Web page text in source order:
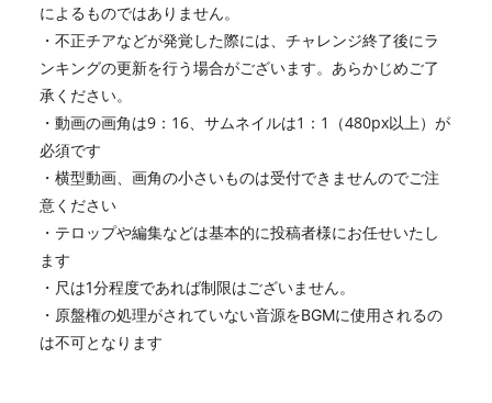
によるものではありません。
・不正チアなどが発覚した際には、チャレンジ終了後にラ
ンキングの更新を行う場合がございます。あらかじめご了
承ください。
・動画の画角は9：16、サムネイルは1：1（480px以上）が
必須です
・横型動画、画角の小さいものは受付できませんのでご注
意ください
・テロップや編集などは基本的に投稿者様にお任せいたし
ます
・尺は1分程度であれば制限はございません。
・原盤権の処理がされていない音源をBGMに使用されるの
は不可となります